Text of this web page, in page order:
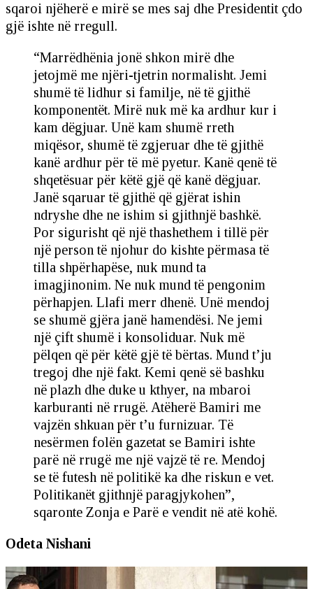
sqaroi njëherë e mirë se mes saj dhe Presidentit çdo
gjë ishte në rregull.
“Marrëdhënia jonë shkon mirë dhe
jetojmë me njëri-tjetrin normalisht. Jemi
shumë të lidhur si familje, në të gjithë
komponentët. Mirë nuk më ka ardhur kur i
kam dëgjuar. Unë kam shumë rreth
miqësor, shumë të zgjeruar dhe të gjithë
kanë ardhur për të më pyetur. Kanë qenë të
shqetësuar për këtë gjë që kanë dëgjuar.
Janë sqaruar të gjithë që gjërat ishin
ndryshe dhe ne ishim si gjithnjë bashkë.
Por sigurisht që një thashethem i tillë për
një person të njohur do kishte përmasa të
tilla shpërhapëse, nuk mund ta
imagjinonim. Ne nuk mund të pengonim
përhapjen. Llafi merr dhenë. Unë mendoj
se shumë gjëra janë hamendësi. Ne jemi
një çift shumë i konsoliduar. Nuk më
pëlqen që për këtë gjë të bërtas. Mund t’ju
tregoj dhe një fakt. Kemi qenë së bashku
në plazh dhe duke u kthyer, na mbaroi
karburanti në rrugë. Atëherë Bamiri me
vajzën shkuan për t’u furnizuar. Të
nesërmen folën gazetat se Bamiri ishte
parë në rrugë me një vajzë të re. Mendoj
se të futesh në politikë ka dhe riskun e vet.
Politikanët gjithnjë paragjykohen”,
sqaronte Zonja e Parë e vendit në atë kohë.
Odeta Nishani